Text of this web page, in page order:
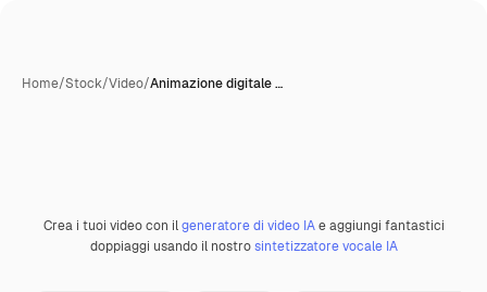
Home/Stock/Video/Animazione digitale …
Premium
Crea i tuoi video con ilgeneratore di video IAe aggiungi fantastici
doppiaggi usando il nostrosintetizzatore vocale IA